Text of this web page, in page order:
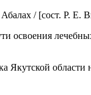
/ [сост. Р. Е.
освоения
Якутской области